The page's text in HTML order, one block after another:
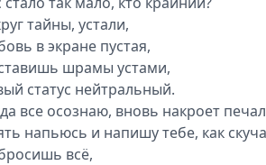
тайны, устали,
в экране пустая,
шрамы устами,
статус нейтральный.
все осознаю, вновь накроет
напьюсь и напишу тебе, как
всё,